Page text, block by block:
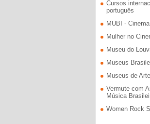
Cursos
português
MUBI -
Mulher no
Museu do
Museus
Museus de
Vermute com
Música
Women Rock